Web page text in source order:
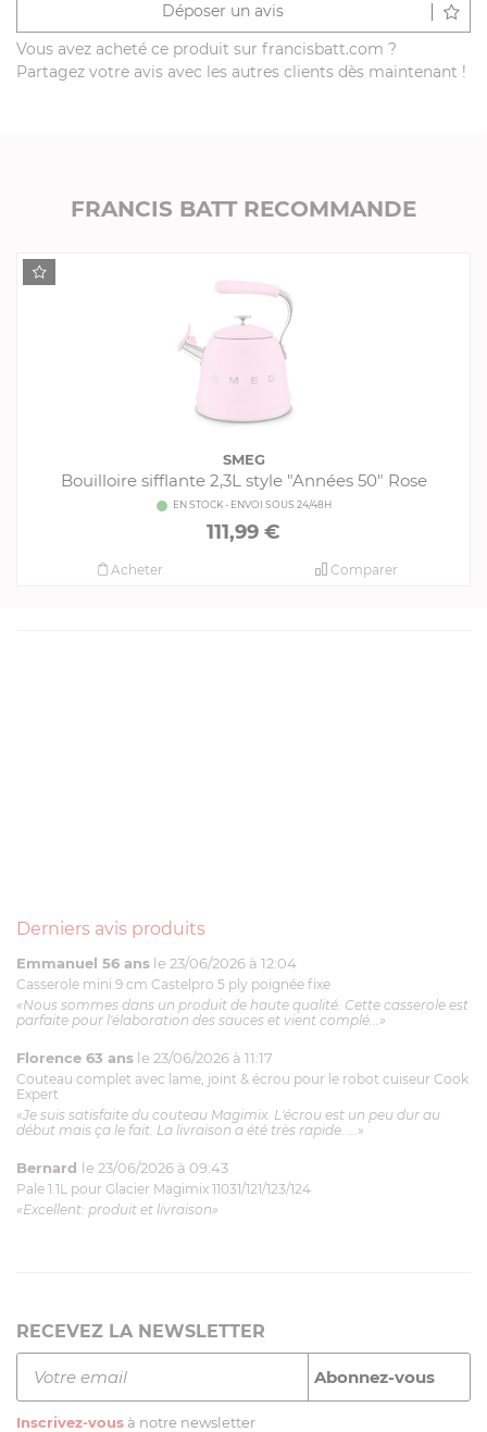
Déposer un avis
Vous avez acheté ce produit sur francisbatt.com ?
Partagez votre avis avec les autres clients dès maintenant !
FRANCIS BATT RECOMMANDE
SMEG
Bouilloire sifflante 2,3L style "Années 50" Rose
EN STOCK - ENVOI SOUS 24/48H
111,99 €
Comparer
Acheter
Derniers avis produits
Emmanuel 56 ans le 23/06/2026 à 12:04
Casserole mini 9 cm Castelpro 5 ply poignée fixe
«Nous sommes dans un produit de haute qualité. Cette casserole est
parfaite pour l'élaboration des sauces et vient complé...»
Florence 63 ans le 23/06/2026 à 11:17
Couteau complet avec lame, joint & écrou pour le robot cuiseur Cook
Expert
«Je suis satisfaite du couteau Magimix. L'écrou est un peu dur au
début mais ça le fait. La livraison a été très rapide. ...»
Bernard le 23/06/2026 à 09:43
Pale 1.1L pour Glacier Magimix 11031/121/123/124
«Excellent: produit et livraison»
RECEVEZ LA NEWSLETTER
Inscrivez-vous à notre newsletter